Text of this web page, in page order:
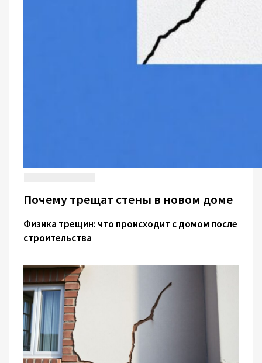
Почему трещат стены в новом доме
Физика трещин: что происходит с домом после
строительства